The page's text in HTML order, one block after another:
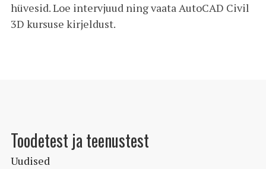
hüvesid. Loe intervjuud ning vaata AutoCAD Civil
3D kursuse kirjeldust.
Toodetest ja teenustest
Uudised